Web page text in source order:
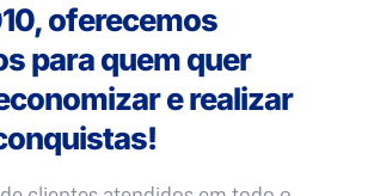
oferecemos
para quem quer
e realizar